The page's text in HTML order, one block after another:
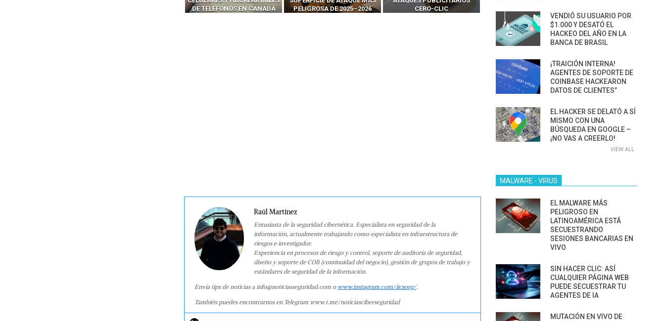
DE TELÉFONOS EN CANADÁ
PELIGROSA DE 2025–2026
CERO-CLIC
Raúl Martínez
Entusiasta de la seguridad cibernética. Especialista en seguridad de la
información, actualmente trabajando como especialista en infraestructura de
riesgos e investigador.
Experiencia en procesos de riesgo y control, soporte de auditoría de seguridad,
diseño y soporte de COB (continuidad del negocio), gestión de grupos de trabajo y
estándares de seguridad de la información.
Envía tips de noticias a info@noticiasseguridad.com o www.instagram.com/iicsorg/.
También puedes encontrarnos en Telegram www.t.me/noticiasciberseguridad
VENDIÓ SU USUARIO POR
$1.000 Y DESATÓ EL
HACKEO DEL AÑO EN LA
BANCA DE BRASIL
¡TRAICIÓN INTERNA!
AGENTES DE SOPORTE DE
COINBASE HACKEARON
DATOS DE CLIENTES”
EL HACKER SE DELATÓ A SÍ
MISMO CON UNA
BÚSQUEDA EN GOOGLE –
¡NO VAS A CREERLO!
VIEW ALL
MALWARE - VIRUS
EL MALWARE MÁS
PELIGROSO EN
LATINOAMÉRICA ESTÁ
SECUESTRANDO
SESIONES BANCARIAS EN
VIVO
SIN HACER CLIC: ASÍ
CUALQUIER PÁGINA WEB
PUEDE SECUESTRAR TU
AGENTES DE IA
MUTACIÓN EN VIVO DE